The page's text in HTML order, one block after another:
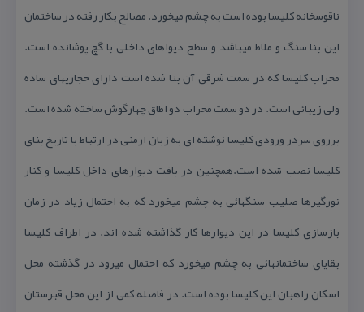
ناقوسخانه كلیسا بوده است به چشم میخورد. مصالح بكار رفته در ساختمان
این بنا سنگ و ملاط میباشد و سطح دیواهای داخلی با گچ پوشانده است.
محراب كلیسا كه در سمت شرقی آن بنا شده است دارای حجاریهای ساده
ولی زیبائی است. در دو سمت محراب دو اطاق چهارگوش ساخته شده است.
برروی سردر ورودی كلیسا نوشته ای به زبان ارمنی در ارتباط با تاریخ بنای
كلیسا نصب شده است.همچنین در بافت دیوارهای داخل كلیسا و كنار
نورگیرها صلیب سنگهائی به چشم میخورد كه به احتمال زیاد در زمان
بازسازی كلیسا در این دیوارها كار گذاشته شده اند. در اطراف كلیسا
بقایای ساختمانهائی به چشم میخورد كه احتمال میرود در گذشته محل
اسكان راهبان این كلیسا بوده است. در فاصله كمی از این محل قبرستان